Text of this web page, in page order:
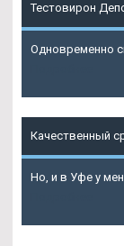
Тестовирон
Одновременно
Качественный
Но, и в Уфе у